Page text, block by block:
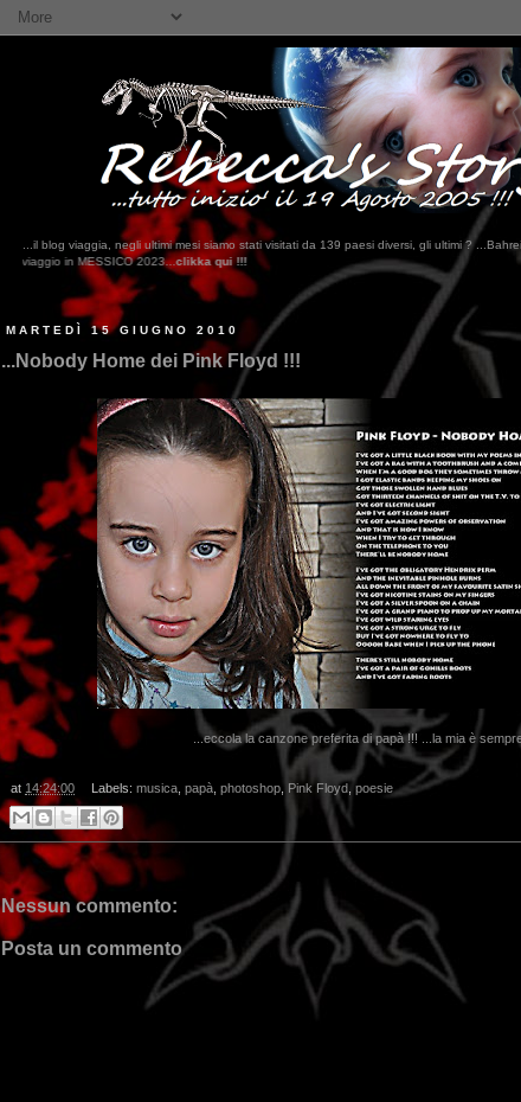
...il blog viaggia, negli ultimi mesi siamo stati visitati da 139 paesi diversi, gli ultimi ?
clikka qui !!!
MARTEDÌ 15 GIUGNO 2010
...Nobody Home dei Pink Floyd !!!
...eccola la canzone preferita di papà !!! ...la mia è
at 14:24:00 Labels: musica, papà, photoshop, Pink Floyd, poesie
Nessun commento:
Posta un commento